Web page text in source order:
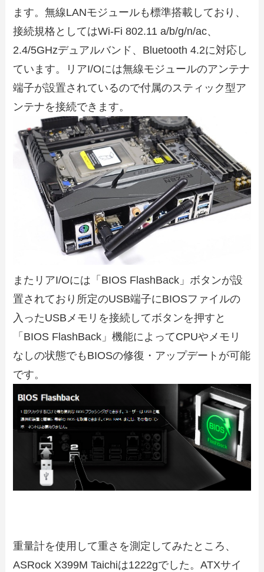
ます。無線LANモジュールも標準搭載しており、
接続規格としてはWi-Fi 802.11 a/b/g/n/ac、
2.4/5GHzデュアルバンド、Bluetooth 4.2に対応し
ています。リアI/Oには無線モジュールのアンテナ
端子が設置されているので付属のスティック型ア
ンテナを接続できます。
またリアI/Oには「BIOS FlashBack」ボタンが設
置されており所定のUSB端子にBIOSファイルの
入ったUSBメモリを接続してボタンを押すと
「BIOS FlashBack」機能によってCPUやメモリ
なしの状態でもBIOSの修復・アップデートが可能
です。
重量計を使用して重さを測定してみたところ、
ASRock X399M Taichiは1222gでした。ATXサイ